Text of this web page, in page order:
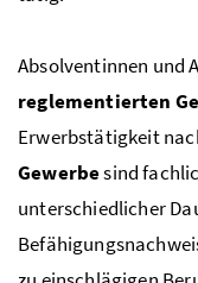
Absolventinnen und
reglementierten
Erwerbstätigkeit
Gewerbesind
unterschied­licher